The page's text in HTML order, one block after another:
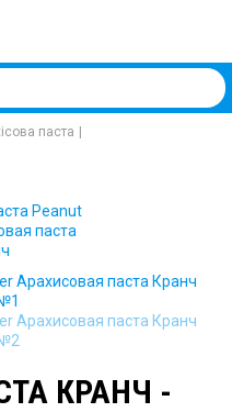
паста
КРАНЧ -